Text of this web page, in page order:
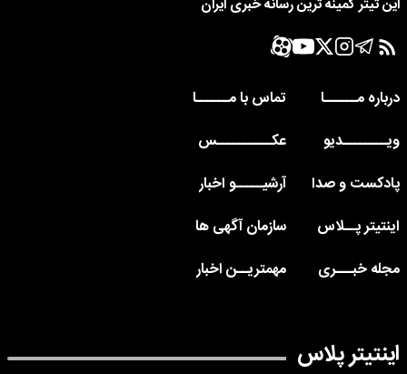
این تیتر کمینه ترین رسانه خبری ایران
درباره مــــــا
تماس با مــــــا
ویــــــــدیو
عکــــــــــس
پادکست و صدا
آرشیـــــو اخبار
اینتیتر پــلاس
سازمان آگهی ها
مجله خبـــری
مهمتریــن اخبار
اینتیتر پلاس